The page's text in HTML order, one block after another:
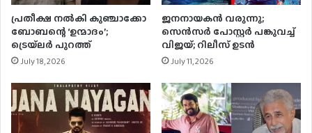
പ്രതീക്ഷ നൽകി കുഞ്ചാക്കോ
ബോബന്റെ ‘ഉന്മാദം’;
ട്രെയ്‌ലർ പുറത്ത്
July 18, 2026
ജനനായകന്‍ വരുന്നു;
സെന്‍സര്‍ പോസ്റ്റര്‍ പങ്കുവച്ച്
വിജയ്; റിലീസ് ഉടന്‍
July 11, 2026